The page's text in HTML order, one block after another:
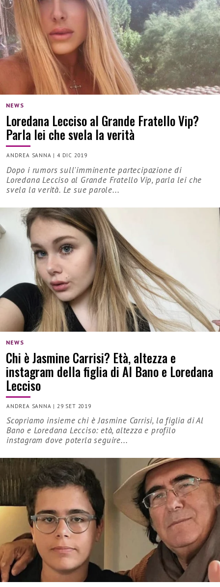
NEWS
Loredana Lecciso al Grande Fratello Vip?
Parla lei che svela la verità
ANDREA SANNA |4 DIC 2019
Dopo i rumors sull'imminente partecipazione di
Loredana Lecciso al Grande Fratello Vip, parla lei che
svela la verità. Le sue parole...
NEWS
Chi è Jasmine Carrisi? Età, altezza e
instagram della figlia di Al Bano e Loredana
Lecciso
ANDREA SANNA | 29 SET 2019
Scopriamo insieme chi è Jasmine Carrisi, la figlia di Al
Bano e Loredana Lecciso: età, altezza e profilo
instagram dove poterla seguire...